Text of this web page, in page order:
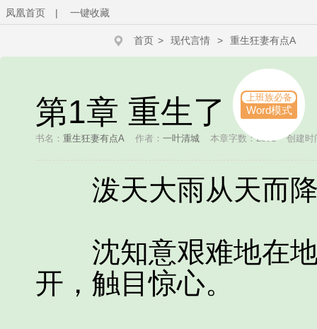
凤凰首页 | 一键收藏
首页 > 现代言情 > 重生狂妻有点A
第1章 重生了 上班族必备
Word模式
书名： 重生狂妻有点A 作者： 一叶清城 本章字数：2391 创建时
泼天大雨从天而降
沈知意艰难地在地
开，触目惊心。